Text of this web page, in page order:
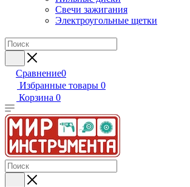
Свечи зажигания
Электроугольные щетки
Сравнение0
Избранные товары 0
Корзина 0